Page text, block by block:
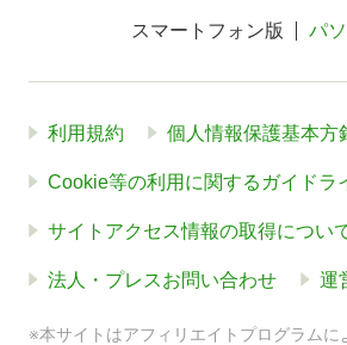
スマートフォン版 パ
利用規約 個人情報保護基本方
Cookie等の利用に関するガイドラ
サイトアクセス情報の取得につい
法人・プレスお問い合わせ 運
※本サイトはアフィリエイトプログラムに